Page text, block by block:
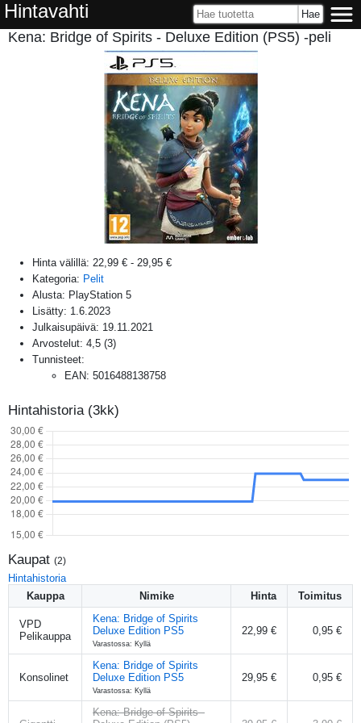
Hintavahti
Kena: Bridge of Spirits - Deluxe Edition (PS5) -peli
Hinta välillä: 22,99 € - 29,95 €
Kategoria: Pelit
Alusta: PlayStation 5
Lisätty: 1.6.2023
Julkaisupäivä: 19.11.2021
Arvostelut: 4,5 (3)
Tunnisteet:
EAN: 5016488138758
Hintahistoria (3kk)
Kaupat (2)
Hintahistoria
Kauppa
Nimike Hinta Toimitus
VPD
Pelikauppa
Kena: Bridge of Spirits
Deluxe Edition PS5
Varastossa: Kyllä
22,99 € 0,95 €
Konsolinet
Kena: Bridge of Spirits
Deluxe Edition PS5
Varastossa: Kyllä
29,95 € 0,95 €
Kena: Bridge of Spirits -